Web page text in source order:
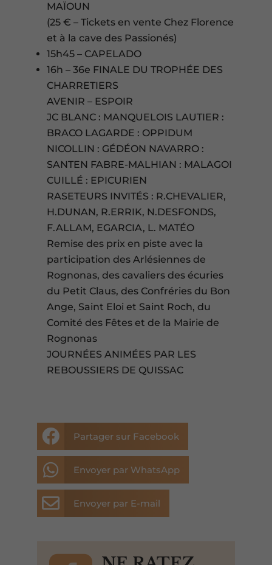
MAÏOUN
(25 € – Tickets en vente Chez Florence
et à la cave des Passionés)
15h45 – CAPELADO
16h – 36e FINALE DU TROPHÉE DES
CHARRETIERS
AVENIR – ESPOIR
JC BLANC : MANQUELOIS LAUTIER :
BRACO LAGARDE : OPPIDUM
NICOLLIN : GÉDÉON NAVARRO :
SANTEN FABRE-MALHIAN : MALAGOI
CUILLÉ : EPICURIEN
RASETEURS INVITÉS : R.CHEVALIER,
H.DUNAN, R.ERRIK, N.DESFONDS,
F.ALLAM, EGARCIA, L. MATÉO
Remise des prix en piste avec la
participation des Arlésiennes de
Rognonas, des cavaliers des écuries
du Petit Claus, des Confréries du Bon
Ange, Saint Eloi et Saint Roch, du
Comité des Fêtes et de la Mairie de
Rognonas
JOURNÉES ANIMÉES PAR LES
REBOUSSIERS DE QUISSAC
 Partager sur Facebook
 Envoyer par WhatsApp
 Envoyer par E-mail